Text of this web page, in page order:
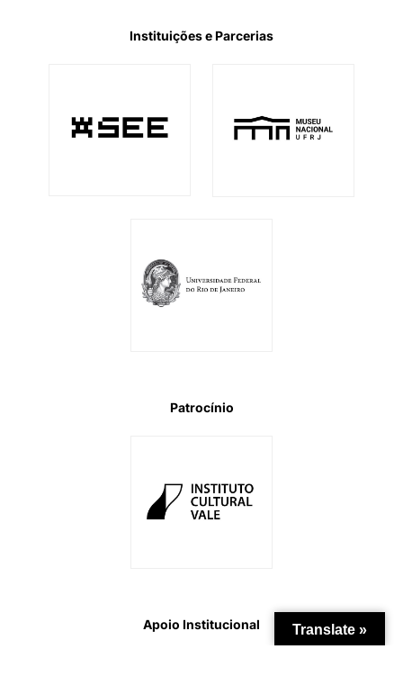
Instituições e Parcerias
Patrocínio
Apoio Institucional Translate »